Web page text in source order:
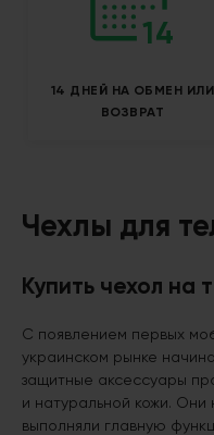
14 ДНЕЙ НА ОБМЕН ИЛИ
ВОЗВРАТ
Чехлы для
Купить чехол на
С появлением первых
украинском рынке
защитные аксессуары
и натуральной кожи. Они
выполняли главную